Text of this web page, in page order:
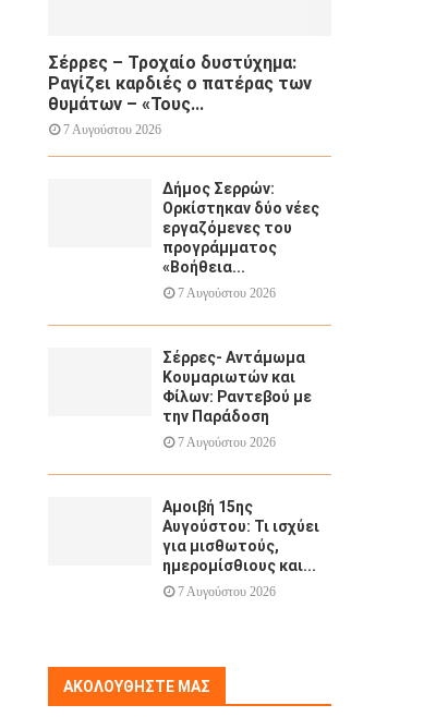
Σέρρες – Τροχαίο δυστύχημα:
Ραγίζει καρδιές ο πατέρας των
θυμάτων – «Τους...
7 Αυγούστου 2026
Δήμος Σερρών:
Ορκίστηκαν δύο νέες
εργαζόμενες του
προγράμματος
«Βοήθεια...
7 Αυγούστου 2026
Σέρρες- Αντάμωμα
Κουμαριωτών και
Φίλων: Ραντεβού με
την Παράδοση
7 Αυγούστου 2026
Αμοιβή 15ης
Αυγούστου: Τι ισχύει
για μισθωτούς,
ημερομίσθιους και...
7 Αυγούστου 2026
ΑΚΟΛΟΥΘΉΣΤΕ ΜΑΣ